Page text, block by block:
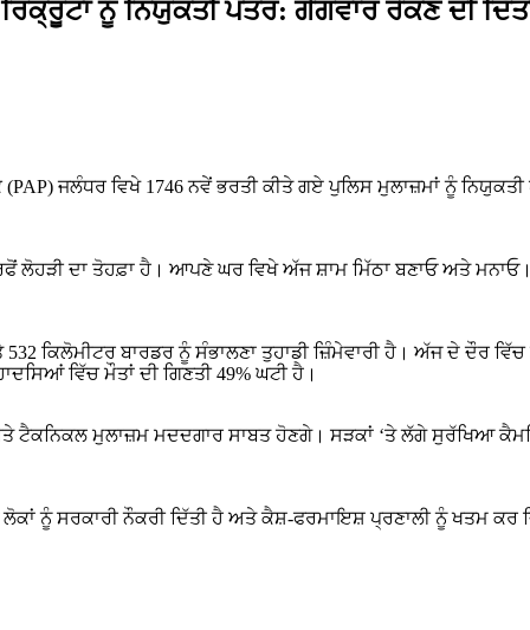
ਨੂੰ ਨਿਯੁਕਤੀ ਪੱਤਰ: ਗੈਂਗਵਾਰ ਰੋਕਣ ਦੀ
ਜਲੰਧਰ ਵਿਖੇ 1746 ਨਵੇਂ ਭਰਤੀ ਕੀਤੇ ਗਏ ਪੁਲਿਸ ਮੁਲਾਜ਼ਮਾਂ ਨੂੰ
ਲੋਹੜੀ ਦਾ ਤੋਹਫ਼ਾ ਹੈ। ਆਪਣੇ ਘਰ ਵਿਖੇ ਅੱਜ ਸ਼ਾਮ ਮਿੱਠਾ ਬਣਾਓ ਅਤੇ
ਕਿਲੋਮੀਟਰ ਬਾਰਡਰ ਨੂੰ ਸੰਭਾਲਣਾ ਤੁਹਾਡੀ ਜ਼ਿੰਮੇਵਾਰੀ ਹੈ। ਅੱਜ ਦੇ ਦੌਰ
ਵਿੱਚ ਮੌਤਾਂ ਦੀ ਗਿਣਤੀ 49% ਘਟੀ ਹੈ।
ਟੈਕਨਿਕਲ ਮੁਲਾਜ਼ਮ ਮਦਦਗਾਰ ਸਾਬਤ ਹੋਣਗੇ। ਸੜਕਾਂ ‘ਤੇ ਲੱਗੇ ਸੁਰੱਖਿਆ
ਨੂੰ ਸਰਕਾਰੀ ਨੌਕਰੀ ਦਿੱਤੀ ਹੈ ਅਤੇ ਕੈਸ਼-ਫਰਮਾਇਸ਼ ਪ੍ਰਣਾਲੀ ਨੂੰ ਖਤਮ ਕਰ